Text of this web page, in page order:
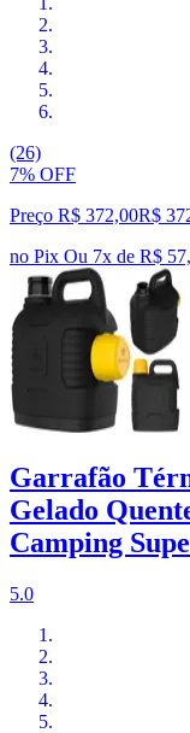
(26)
7% OFF
Preço R$ 372,00R$
no Pix Ou 7x de R$
Garrafão
Gelado
Camping
5.0